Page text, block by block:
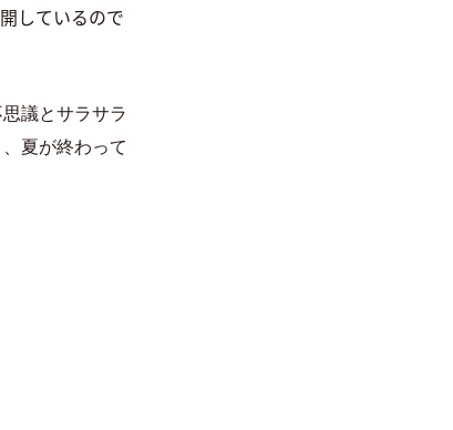
しているので
議とサラサラ
夏が終わって